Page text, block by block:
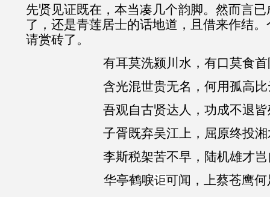
先贤见证既在，本当凑几个韵脚。然而言
了，还是青莲居士的话地道，且借来作结
请赏砖了。
有耳莫洗颍川水，有口莫食
含光混世贵无名，何用孤高
吾观自古贤达人，功成不退
子胥既弃吴江上，屈原终投
李斯税架苦不早，陆机雄才
华亭鹤唳讵可闻，上蔡苍鹰